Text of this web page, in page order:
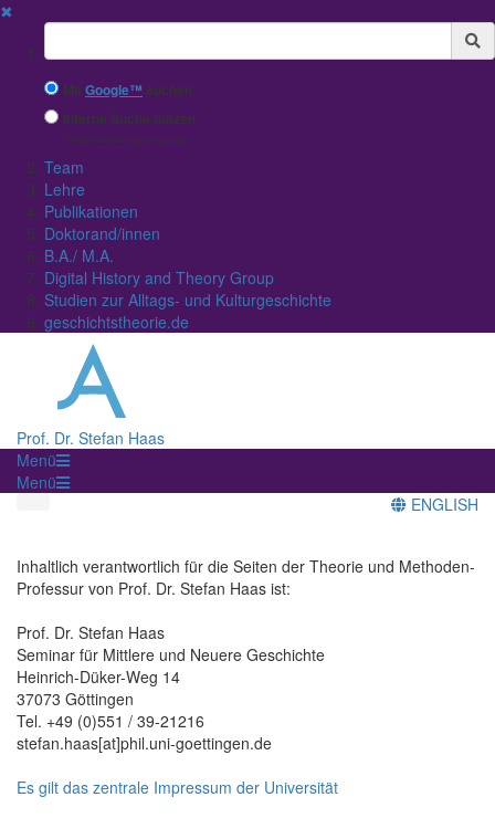
✖
Suchbegriff
MitGoogle™ suchen
Interne Suche nutzen
(eingeschränkte Ergebnisqualität)
Team
Lehre
Publikationen
Doktorand/innen
B.A./ M.A.
Digital History and Theory Group
Studien zur Alltags- und Kulturgeschichte
geschichtstheorie.de
Prof. Dr. Stefan Haas
Menü
Menü
ENGLISH
Inhaltlich verantwortlich für die Seiten der Theorie und Methoden-
Professur von Prof. Dr. Stefan Haas ist:
Prof. Dr. Stefan Haas
Seminar für Mittlere und Neuere Geschichte
Heinrich-Düker-Weg 14
37073 Göttingen
Tel. +49 (0)551 / 39-21216
stefan.haas[at]phil.uni-goettingen.de
Es gilt das zentrale Impressum der Universität